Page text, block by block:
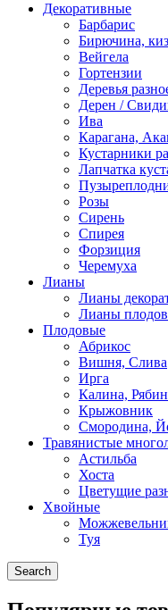
Декоративные
Барбарис
Бирючина,
Вейгела
Гортензии
Деревья
Дерен /
Ива
Карагана,
Кустарники
Лапчатка
Розы
Сирень
Спирея
Форзиция
Черемуха
Лианы
Лианы
Лианы
Плодовые
Абрикос
Вишня, Слива
Ирга
Калина,
Крыжовник
Смородина,
Травянистые
Астильба
Хоста
Цветущие
Хвойные
Туя
Search